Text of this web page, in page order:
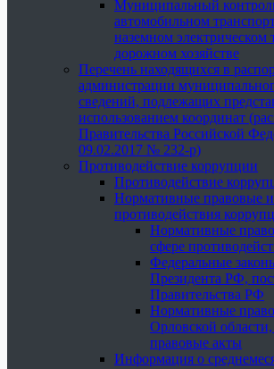
Муниципальный
автомобильном
наземном электрическом
дорожном хозяйстве
Перечень находящихся в
администрации
сведений, подлежащих
использованием координат
Правительства Российской
09.02.2017 № 232-р)
Противодействие коррупции
Противодействие
Нормативные правовые
противодействия
Нормативные
сфере
Федеральные
Президента РФ,
Правительства РФ
Нормативные
Орловской
правовые акты
Информация о